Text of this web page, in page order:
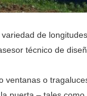
de
técnico de
ventanas o